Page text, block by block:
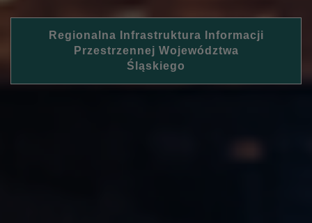
Regionalna Infrastruktura Informacji
Przestrzennej Województwa
Śląskiego